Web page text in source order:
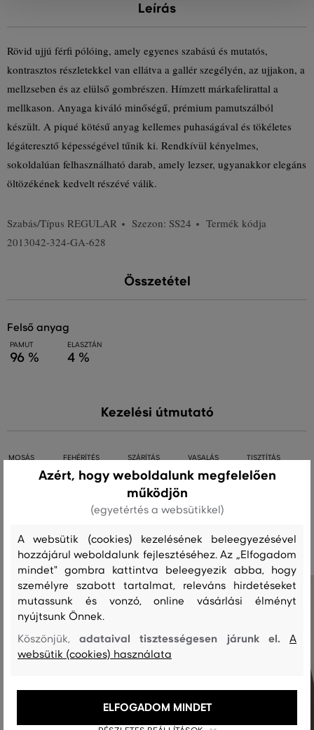
Leírás
Rövid ujjú férfi pólóing, amely egyenes szabású és mutatós,
kontrasztos részletekkel van ellátva a gallér szegélyén, az ujjakon, a
mellzseben és az elülső gombrészen. Hímzett márkafelirattal a
mellkason. Anyaga kiváló minőségű, prémium pamutszálból
készült. A piqué kötésű anyag kellemes puhaságával és tökéletes
légáteresztő képességével tűnik ki. Rendkívül kényelmes,
sokoldalúan felhasználható darab, amely lezser, ugyanakkor elegáns
öltözékének kedvelt részévé válik.
Szabás/Típus REGULAR Szezon: SS24
Termék kódja
2013042-324-GA-628
Összetétel
felső anyag
PAMUT
96 %
ELASZTÁN
4 %
Kezelési útmutató
MOSÁS FEHÉRÍTÉS SZÁRÍTÁS VASALÁS TISZTÍTÁS
Azért, hogy weboldalunk megfelelően
működjön
(egyetértés a websütikkel)
A websütik (cookies) kezelésének beleegyezésével
hozzájárul weboldalunk fejlesztéséhez. Az „Elfogadom
mindet" gombra kattintva beleegyezik abba, hogy
személyre szabott tartalmat, releváns hirdetéseket
mutassunk és vonzó, online vásárlási élményt
nyújtsunk Önnek.
Köszönjük,adataival tisztességesen járunk el.A
websütik (cookies) használata
ELFOGADOM MINDET